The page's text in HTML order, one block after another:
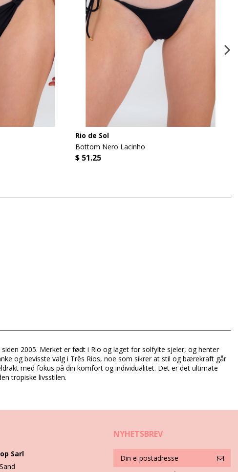
Rio de Sol
Bottom Nero Lacinho
$ 51.25
2005. Merket er født i Rio og laget for solfylte sjeler, og henter
og bevisste valg i Três Rios, noe som sikrer at stil og bærekraft går
med fokus på din komfort og individualitet. Det er det ultimate
tropiske livsstilen.
Sarl
NYHETSBREV